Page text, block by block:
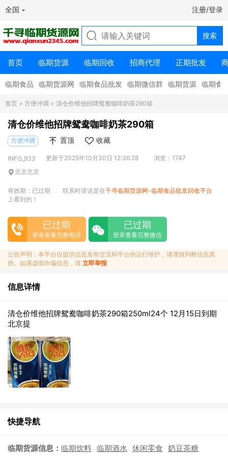
全国 注册/登录
首页 临期货源 临期回收 招商代理 正期批发
临期食品 临期货源网 临期食品批发 临期微信群 临期货源 临期食
首页 > 方便冲调 > 清仓价维他招牌鸳鸯咖啡奶茶290箱
清仓价维他招牌鸳鸯咖啡奶茶290箱
方便冲调 置顶 收藏
INFO_933 更新于2025年10月30日 12:36:28
浏览：1747
北京北京
有效期：已过期 联系时请说是在千寻临期货源网-临期食品批发回收平台
上看到的！
已过期
登录查看完整电话
已过期
登录查看完整微信
公告声明：本平台仅提供信息发布交流和平台的运行维护，请谨慎判断信息真
伪。如遇虚假诈骗信息，请 立即举报
信息详情
清仓价维他招牌鸳鸯咖啡奶茶290箱250ml24个 12月15日到期
北京提
快捷导航
临期货源信息： 临期饮料 临期酒水 休闲零食 奶豆茶糖